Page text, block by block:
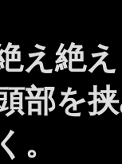
え絶
部を
。